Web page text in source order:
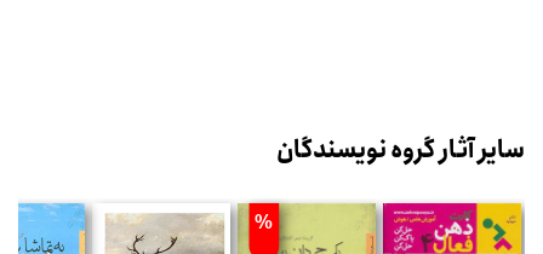
سایر آثار گروه نویسندگان
%